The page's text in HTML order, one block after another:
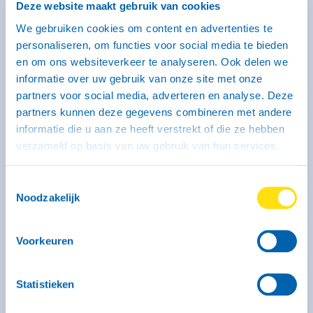
Deze website maakt gebruik van cookies
We gebruiken cookies om content en advertenties te
personaliseren, om functies voor social media te bieden
en om ons websiteverkeer te analyseren. Ook delen we
informatie over uw gebruik van onze site met onze
partners voor social media, adverteren en analyse. Deze
partners kunnen deze gegevens combineren met andere
informatie die u aan ze heeft verstrekt of die ze hebben
verzameld op basis van uw gebruik van hun services.
Noodzakelijk
Voorkeuren
Statistieken
Aanhangwagen type CH - middel
gesloten (geremd)
Middel246 x 131 x 150 cm
Rijbewijs B (bij dit type heb je een witte kentekenplaat
nodig)